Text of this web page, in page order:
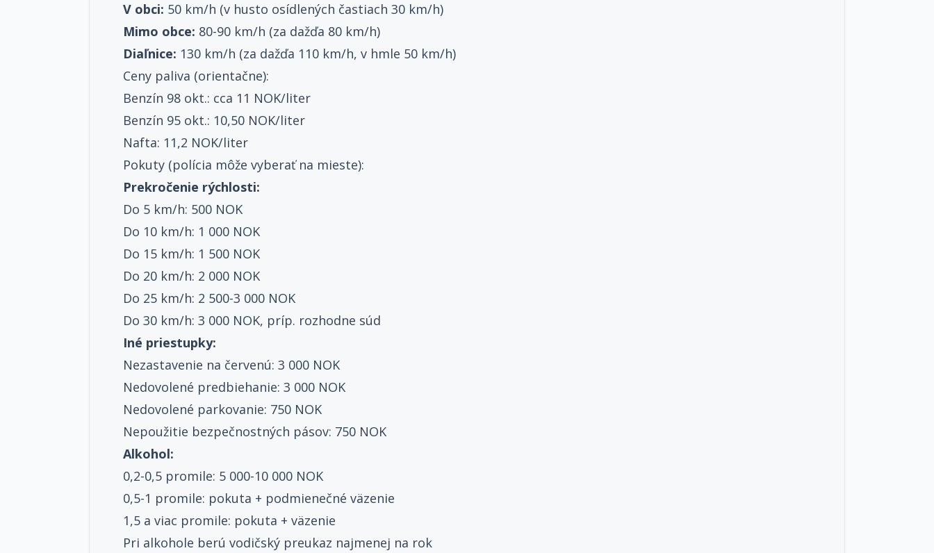
V obci: 50 km/h (v husto osídlených častiach 30 km/h)
Mimo obce: 80-90 km/h (za dažďa 80 km/h)
Diaľnice: 130 km/h (za dažďa 110 km/h, v hmle 50 km/h)
Ceny paliva (orientačne):
Benzín 98 okt.: cca 11 NOK/liter
Benzín 95 okt.: 10,50 NOK/liter
Nafta: 11,2 NOK/liter
Pokuty (polícia môže vyberať na mieste):
Prekročenie rýchlosti:
Do 5 km/h: 500 NOK
Do 10 km/h: 1 000 NOK
Do 15 km/h: 1 500 NOK
Do 20 km/h: 2 000 NOK
Do 25 km/h: 2 500-3 000 NOK
Do 30 km/h: 3 000 NOK, príp. rozhodne súd
Iné priestupky:
Nezastavenie na červenú: 3 000 NOK
Nedovolené predbiehanie: 3 000 NOK
Nedovolené parkovanie: 750 NOK
Nepoužitie bezpečnostných pásov: 750 NOK
Alkohol:
0,2-0,5 promile: 5 000-10 000 NOK
0,5-1 promile: pokuta + podmienečné väzenie
1,5 a viac promile: pokuta + väzenie
Pri alkohole berú vodičský preukaz najmenej na rok